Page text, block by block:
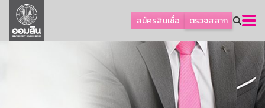
สมัครสินเชื่อ ตรวจสลาก
ลูกค้าธุรกิจ
ลูกค้าผู้ประกอบรายย่อย